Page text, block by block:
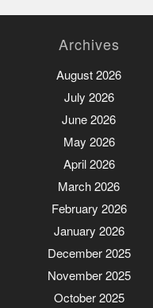
Archives
August 2026
July 2026
June 2026
May 2026
April 2026
March 2026
February 2026
January 2026
December 2025
November 2025
October 2025